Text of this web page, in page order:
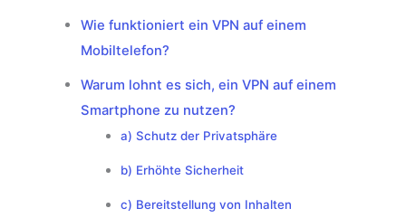
Wie funktioniert ein VPN auf einem
Mobiltelefon?
Warum lohnt es sich, ein VPN auf einem
Smartphone zu nutzen?
a) Schutz der Privatsphäre
b) Erhöhte Sicherheit
c) Bereitstellung von Inhalten